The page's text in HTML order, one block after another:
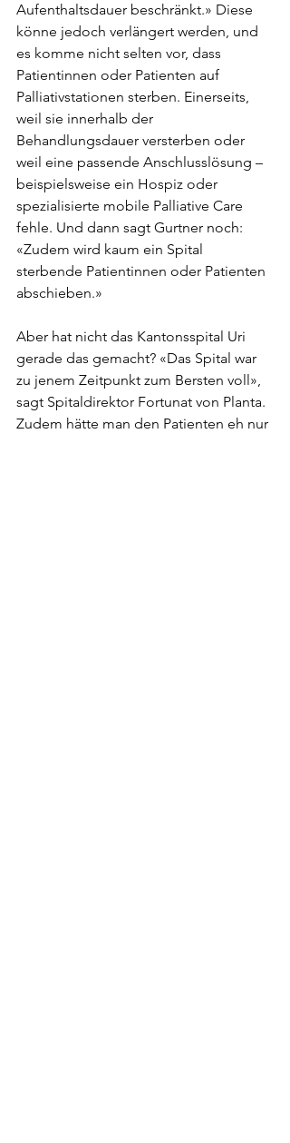
Aufenthaltsdauer beschränkt.» Diese
könne jedoch verlängert werden, und
es komme nicht selten vor, dass
Patientinnen oder Patienten auf
Palliativstationen sterben. Einerseits,
weil sie innerhalb der
Behandlungsdauer versterben oder
weil eine passende Anschlusslösung –
beispielsweise ein Hospiz oder
spezialisierte mobile Palliative Care
fehle. Und dann sagt Gurtner noch:
«Zudem wird kaum ein Spital
sterbende Patientinnen oder Patienten
abschieben.»
Aber hat nicht das Kantonsspital Uri
gerade das gemacht? «Das Spital war
zu jenem Zeitpunkt zum Bersten voll»,
sagt Spitaldirektor Fortunat von Planta.
Zudem hätte man den Patienten eh nur